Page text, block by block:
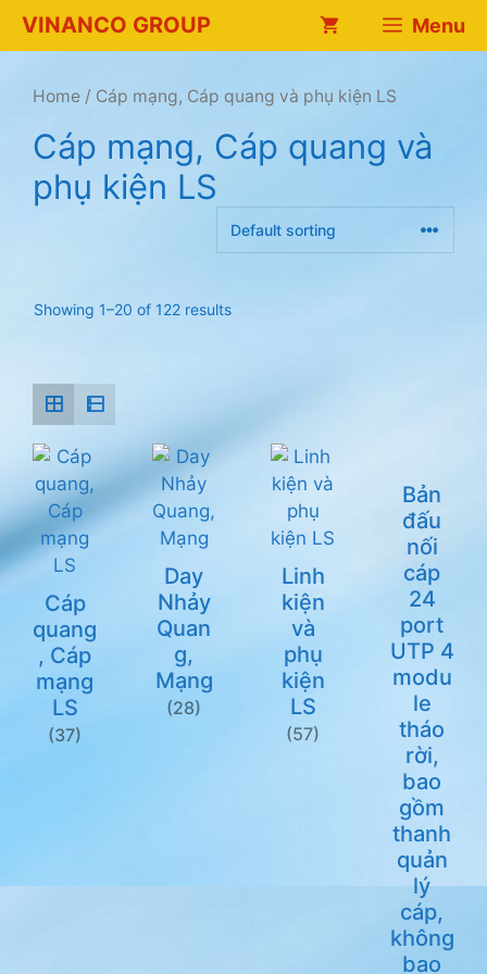
Chuyển
đến
dung
VINANCO GROUP Menu
Home / Cáp mạng, Cáp quang và phụ kiện LS
Cáp mạng, Cáp quang và
phụ kiện LS
Showing 1–20 of 122 results
Cáp
quang
, Cáp
mạng
LS
(37)
Day
Nhảy
Quan
g,
Mạng
(28)
Linh
kiện
và
phụ
kiện
LS
(57)
Bản
đấu
nối
cáp
24
port
UTP 4
modu
le
tháo
rời,
bao
gồm
thanh
quản
lý
cáp,
không
bao